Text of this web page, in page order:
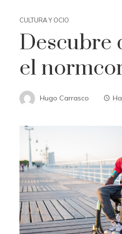
CULTURA Y OCIO
Descubre
el
Hugo Carrasco